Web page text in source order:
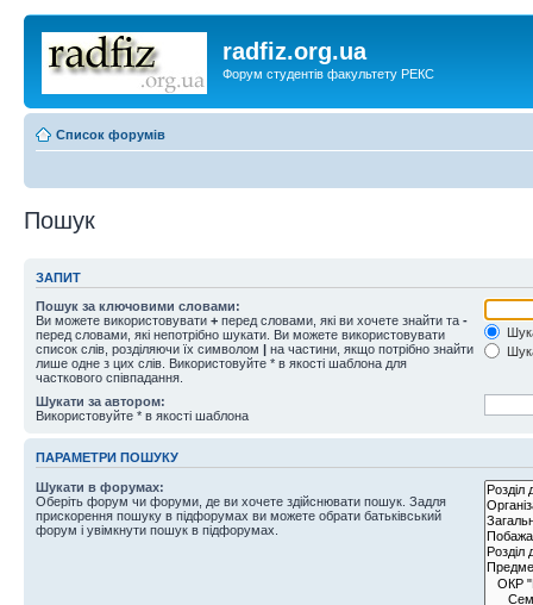
radfiz.org.ua
Форум студентів факультету РЕКС
Список форумів
Пошук
ЗАПИТ
Пошук за ключовими словами:
Ви можете використовувати + перед словами, які ви хочете знайти та -
перед словами, які непотрібно шукати. Ви можете використовувати
список слів, розділяючи їх символом | на частини, якщо потрібно знайти
лише одне з цих слів. Використовуйте * в якості шаблона для
часткового співпадання.
Шукати за автором:
Використовуйте * в якості шаблона
ПАРАМЕТРИ ПОШУКУ
Шукати в форумах:
Оберіть форум чи форуми, де ви хочете здійснювати пошук. Задля
прискорення пошуку в підфорумах ви можете обрати батьківський
форум і увімкнути пошук в підфорумах.